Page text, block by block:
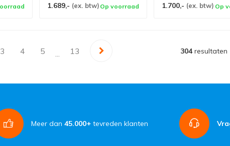
1.689,- (ex. btw) Op voorraad 1.700,- (ex. btw) Op
3 4 5 13 304resultaten
Meer dan 45.000+ tevreden klanten